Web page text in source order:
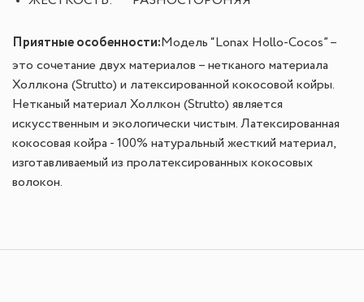
Приятные особенности: Модель “Lonax Hollo-Cocos” –
это сочетание двух материалов – нетканого материала
Холлкона (Strutto) и латексированной кокосовой койры.
Нетканый материал Холлкон (Strutto) является
искусственным и экологически чистым. Латексированная
кокосовая койра - 100% натуральный жесткий материал,
изготавливаемый из пролатексированных кокосовых
волокон.